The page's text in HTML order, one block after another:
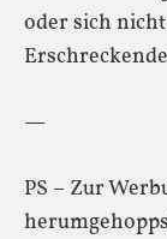
oder sich
—
PS – Zur